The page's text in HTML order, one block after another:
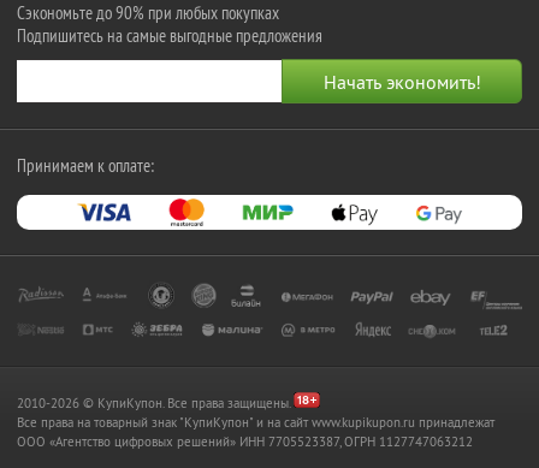
Сэкономьте до 90% при любых покупках
Подпишитесь на самые выгодные предложения
Принимаем к оплате:
2010-2026 © КупиКупон. Все права защищены.
Все права на товарный знак "КупиКупон" и на сайт www.kupikupon.ru принадлежат
OOO «Агентство цифровых решений» ИНН 7705523387, ОГРН 1127747063212